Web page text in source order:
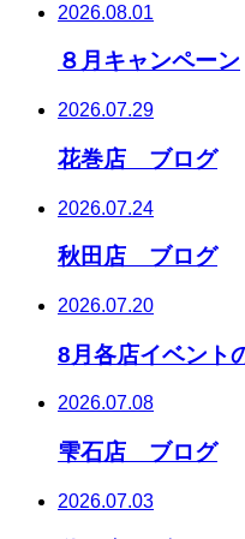
2026.08.01
８月キャンペーン
2026.07.29
花巻店 ブログ
2026.07.24
秋田店 ブログ
2026.07.20
8月各店イベント
2026.07.08
雫石店 ブログ
2026.07.03